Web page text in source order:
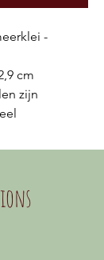
-
cm
zijn